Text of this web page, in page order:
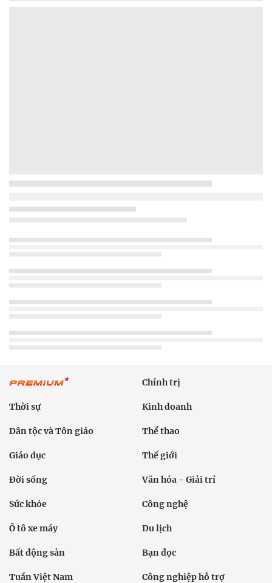
Chính trị
Thời sự Kinh doanh
Dân tộc và Tôn giáo Thể thao
Giáo dục Thế giới
Đời sống Văn hóa - Giải trí
Sức khỏe Công nghệ
Ô tô xe máy Du lịch
Bất động sản Bạn đọc
Tuần Việt Nam Công nghiệp hỗ trợ